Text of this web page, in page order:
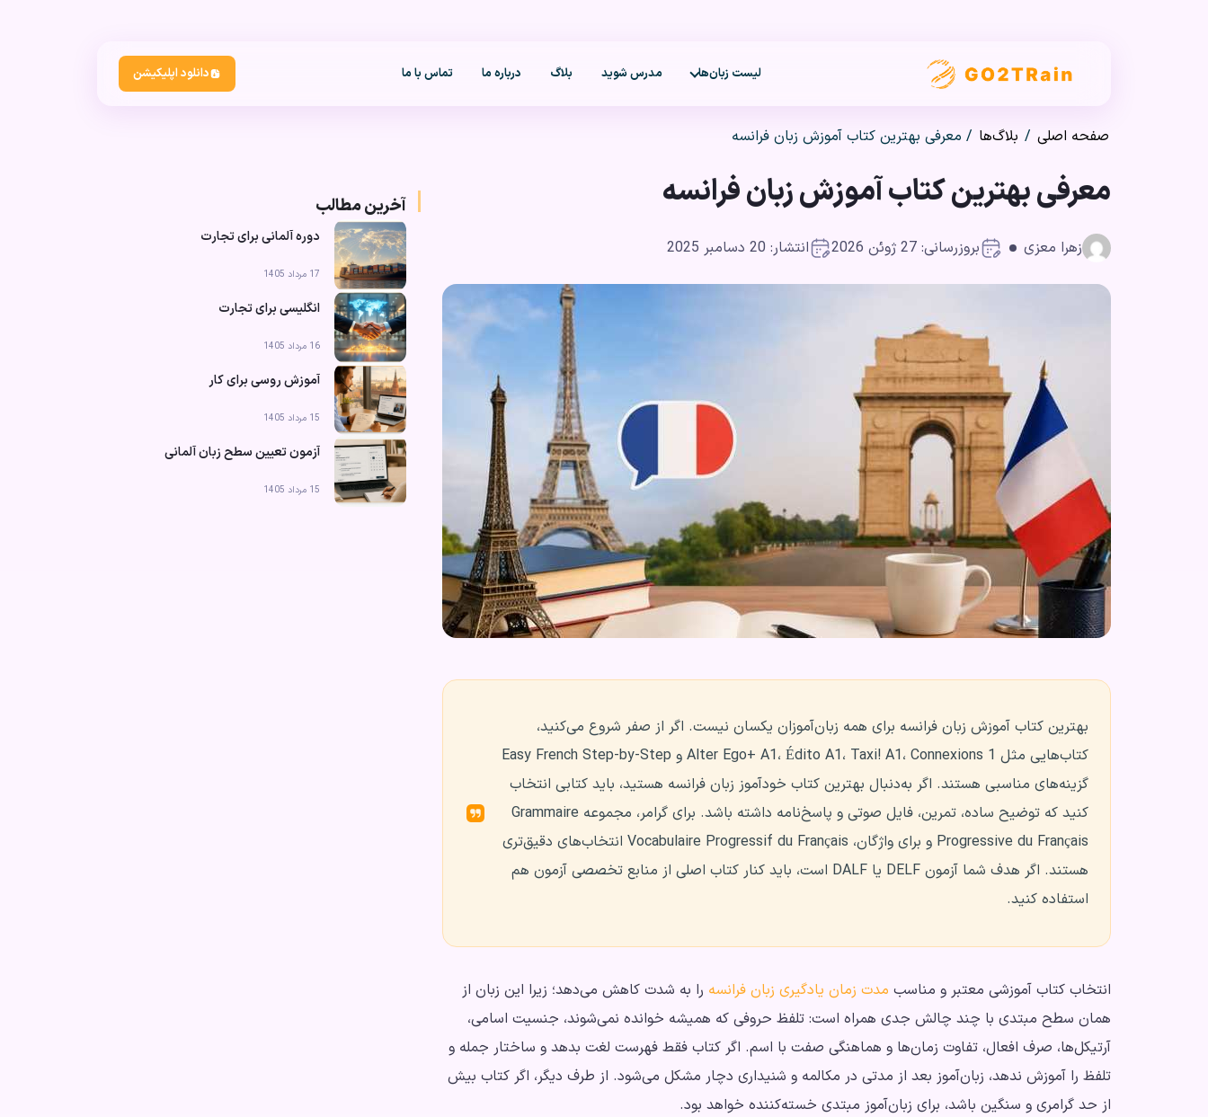
لیست زبان‌ها مدرس شوید بلاگ درباره ما تماس با ما دانلود اپلیکیشن
صفحه اصلی / بلاگ‌ها / معرفی بهترین کتاب آموزش زبان فرانسه
معرفی بهترین کتاب آموزش زبان فرانسه
زهرا معزی بروزرسانی: 27 ژوئن 2026 انتشار: 20 دسامبر 2025
بهترین کتاب آموزش زبان فرانسه برای همه زبان‌آموزان یکسان نیست. اگر از صفر شروع می‌کنید،
کتاب‌هایی مثل Alter Ego+ A1، Édito A1، Taxi! A1، Connexions 1 و Easy French Step-by-Step
گزینه‌های مناسبی هستند. اگر به‌دنبال بهترین کتاب خودآموز زبان فرانسه هستید، باید کتابی انتخاب
کنید که توضیح ساده، تمرین، فایل صوتی و پاسخ‌نامه داشته باشد. برای گرامر، مجموعه Grammaire
Progressive du Français و برای واژگان، Vocabulaire Progressif du Français انتخاب‌های دقیق‌تری
هستند. اگر هدف شما آزمون DELF یا DALF است، باید کنار کتاب اصلی از منابع تخصصی آزمون هم
استفاده کنید.
انتخاب کتاب آموزشی معتبر و مناسب مدت زمان یادگیری زبان فرانسه را به شدت کاهش می‌دهد؛ زیرا این زبان از
همان سطح مبتدی با چند چالش جدی همراه است: تلفظ حروفی که همیشه خوانده نمی‌شوند، جنسیت اسامی،
آرتیکل‌ها، صرف افعال، تفاوت زمان‌ها و هماهنگی صفت با اسم. اگر کتاب فقط فهرست لغت بدهد و ساختار جمله و
تلفظ را آموزش ندهد، زبان‌آموز بعد از مدتی در مکالمه و شنیداری دچار مشکل می‌شود. از طرف دیگر، اگر کتاب بیش
از حد گرامری و سنگین باشد، برای زبان‌آموز مبتدی خسته‌کننده خواهد بود.
آخرین مطالب
دوره آلمانی برای تجارت
17 مرداد 1405
انگلیسی برای تجارت
16 مرداد 1405
آموزش روسی برای کار
15 مرداد 1405
آزمون تعیین سطح زبان آلمانی
15 مرداد 1405